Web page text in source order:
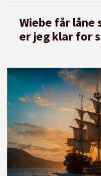
Wiebe får låne
er jeg klar for